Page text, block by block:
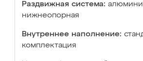
Раздвижная система:
нижнеопорная
Внутреннее наполнение:
комплектация